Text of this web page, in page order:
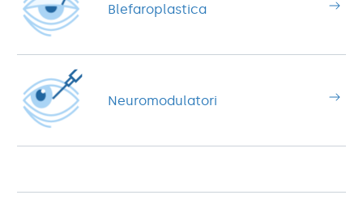
Blefaroplastica
Neuromodulatori